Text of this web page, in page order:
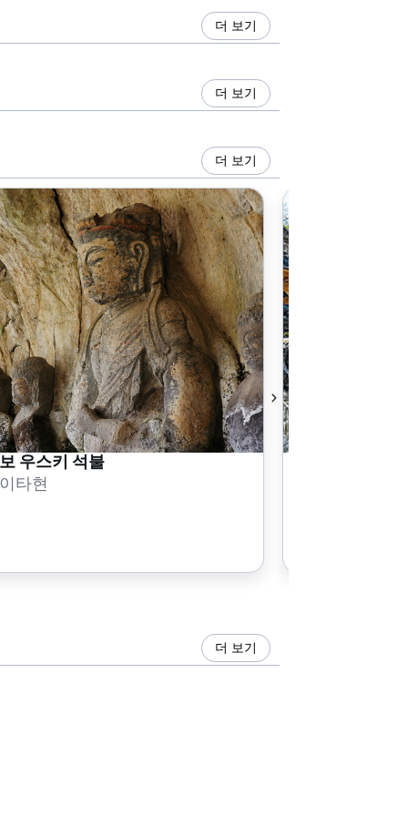
더 보기
더 보기
더 보기
우스키 석불
타현
더 보기